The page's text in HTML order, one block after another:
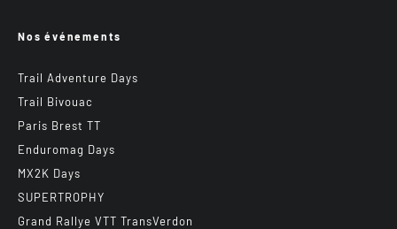
Nos événements
Trail Adventure Days
Trail Bivouac
Paris Brest TT
Enduromag Days
MX2K Days
SUPERTROPHY
Grand Rallye VTT TransVerdon